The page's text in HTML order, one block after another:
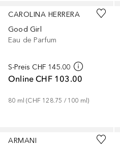
CAROLINA HERRERA
Good Girl
Eau de Parfum
S-Preis CHF 145.00
Online CHF 103.00
80 ml (CHF 128.75 / 100 ml)
ARMANI